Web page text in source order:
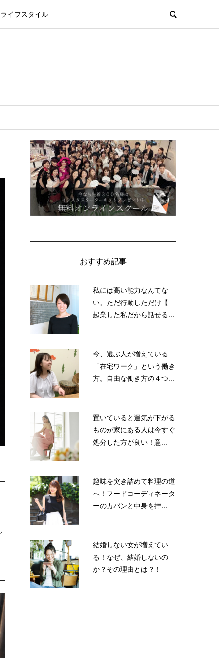
ライフスタイル
おすすめ記事
私には高い能力なんてな
い。ただ行動しただけ【
起業した私だから話せる...
今、選ぶ人が増えている
「在宅ワーク」という働き
方。自由な働き方の４つ...
置いていると運気が下がる
ものが家にある人は今すぐ
処分した方が良い！意...
趣味を突き詰めて料理の道
へ！フードコーディネータ
ーのカバンと中身を拝...
結婚しない女が増えてい
る！なぜ、結婚しないの
か？その理由とは？！